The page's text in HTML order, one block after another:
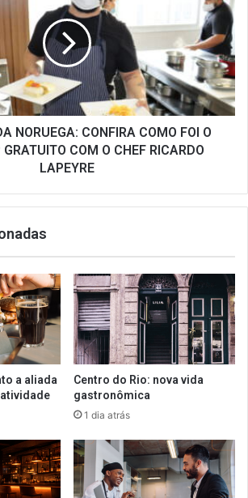
NORUEGA: CONFIRA COMO FOI O
COM O CHEF RICARDO
LAPEYRE
a aliada
Centro do Rio: nova vida
gastronômica
1 dia atrás